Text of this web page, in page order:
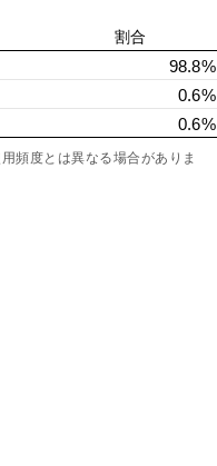
割合
98.8%
0.6%
0.6%
頻度とは異なる場合がありま